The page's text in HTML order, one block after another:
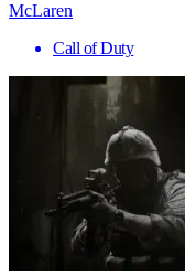
McLaren
Call of Duty